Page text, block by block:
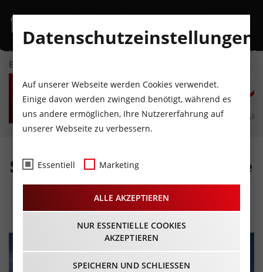
EVENTKALENDER
SO
9
AUGUST
MO
10
AUGUST
DI
11
AUGUST
MI
12
AUGUST
DO
13
AUGUST
Skitourentipp: Hohe Warte
(2.687m)
Datenschutzeinstellungen
Auf unserer Webseite werden Cookies verwendet.
Einige davon werden zwingend benötigt, während es
uns andere ermöglichen, Ihre Nutzererfahrung auf
unserer Webseite zu verbessern.
Essentiell Marketing
ALLE AKZEPTIEREN
NUR ESSENTIELLE COOKIES
AKZEPTIEREN
SPEICHERN UND SCHLIESSEN